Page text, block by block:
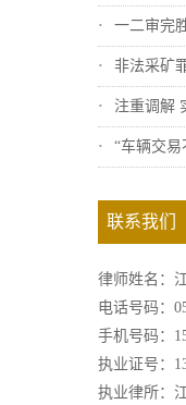
一二审完
非法采矿
注重调解
“车辆交
联系我们
律师姓名：
电话号码：
手机号码：
执业证号：
执业律所：